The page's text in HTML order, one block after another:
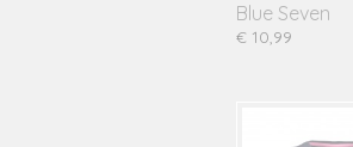
Blue Seven
€ 10,99